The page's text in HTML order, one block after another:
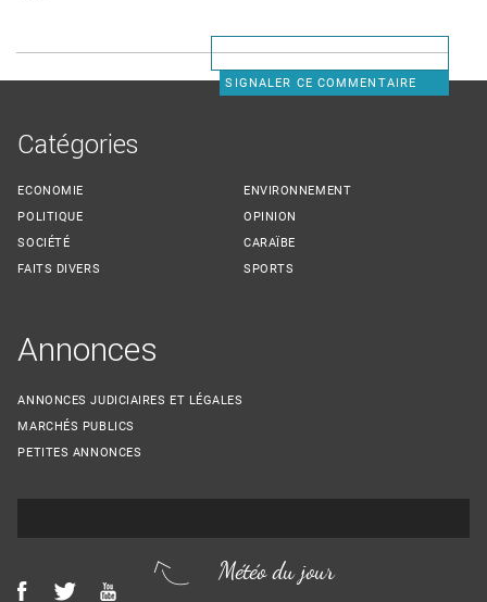
SIGNALER CE COMMENTAIRE
Catégories
ECONOMIE
POLITIQUE
SOCIÉTÉ
FAITS DIVERS
ENVIRONNEMENT
OPINION
CARAÏBE
SPORTS
Annonces
ANNONCES JUDICIAIRES ET LÉGALES
MARCHÉS PUBLICS
PETITES ANNONCES
Météo du jour